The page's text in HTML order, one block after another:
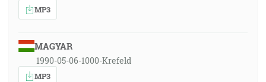
MP3
MAGYAR
1990-05-06-1000-Krefeld
MP3